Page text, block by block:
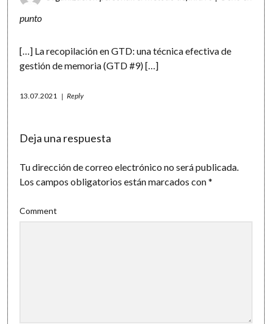
punto
[…] La recopilación en GTD: una técnica efectiva de
gestión de memoria (GTD #9) […]
13.07.2021 Reply
Deja una respuesta
Tu dirección de correo electrónico no será publicada.
Los campos obligatorios están marcados con*
Comment